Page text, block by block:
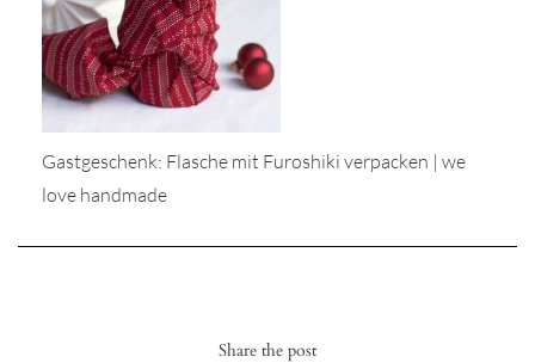
Gastgeschenk: Flasche mit Furoshiki verpacken | we
love handmade
Share the post